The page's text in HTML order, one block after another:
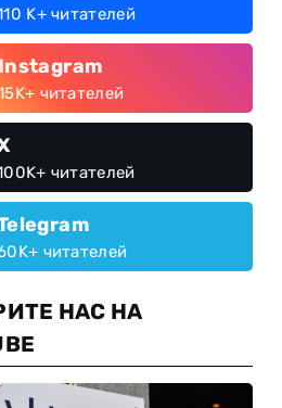
K+ читателей
Instagram
читателей
читателей
читателей
НАС НА